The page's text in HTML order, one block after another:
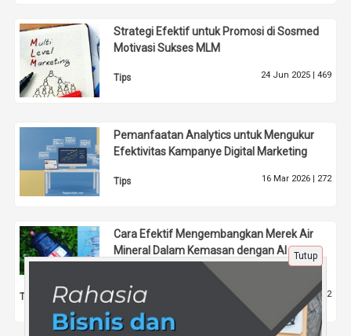
Strategi Efektif untuk Promosi di Sosmed
Motivasi Sukses MLM
Tips 24 Jun 2025 | 469
Pemanfaatan Analytics untuk Mengukur
Efektivitas Kampanye Digital Marketing
Tips 16 Mar 2026 | 272
Cara Efektif Mengembangkan Merek Air
Mineral Dalam Kemasan dengan Al
Tips 2 Agu 2024 | 2442
Tutup